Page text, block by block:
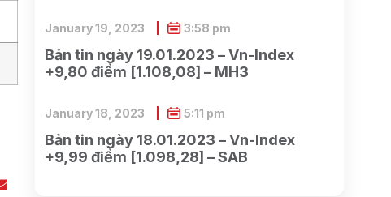
Bản tin ngày 19.01.2023 – Vn-Index
+9,80 điểm [1.108,08] – MH3
January 19, 2023 3:58 pm
Bản tin ngày 18.01.2023 – Vn-Index
+9,99 điểm [1.098,28] – SAB
January 18, 2023 5:11 pm